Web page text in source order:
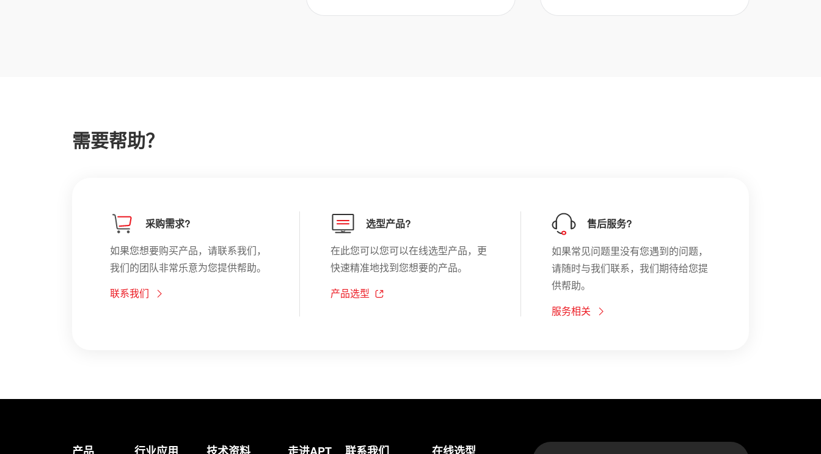
需要帮助？
采购需求?
如果您想要购买产品，请联系我们，
我们的团队非常乐意为您提供帮助。
联系我们
选型产品?
在此您可以您可以在线选型产品，更
快速精准地找到您想要的产品。
产品选型
售后服务?
如果常见问题里没有您遇到的问题，
请随时与我们联系，我们期待给您提
供帮助。
服务相关
产品 行业应用 技术资料 走进APT 联系我们
在线选型